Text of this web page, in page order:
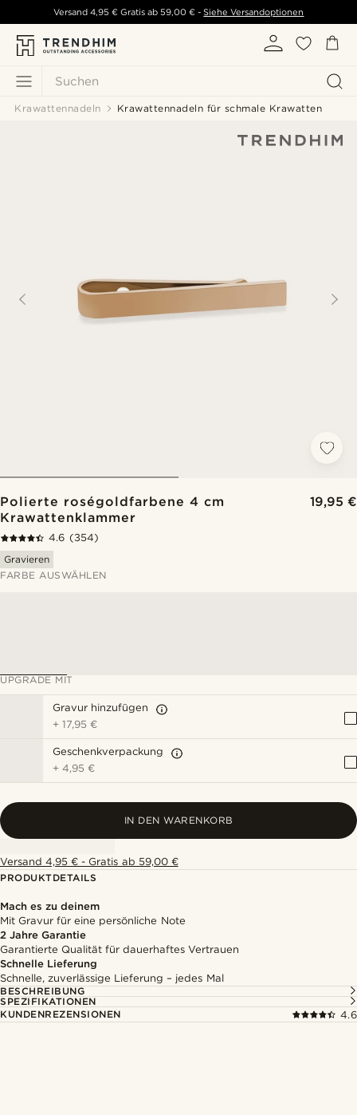
Suchen
Versand 4,95 € Gratis ab59,00 € - Siehe Versandoptionen
Krawattennadeln Krawattennadeln für schmale Krawatten
Polierte roségoldfarbene 4 cm
Krawattenklammer
19,95 €
4.6 (354)
Gravieren
FARBE AUSWÄHLEN
UPGRADE MIT
Gravur hinzufügen
+17,95 €
Geschenkverpackung
+4,95 €
IN DEN WARENKORB
Versand 4,95 € - Gratis ab 59,00 €
PRODUKTDETAILS
Mach es zu deinem
Mit Gravur für eine persönliche Note
2 Jahre Garantie
Garantierte Qualität für dauerhaftes Vertrauen
Schnelle Lieferung
Schnelle, zuverlässige Lieferung – jedes Mal
BESCHREIBUNG
SPEZIFIKATIONEN
KUNDENREZENSIONEN
4.6